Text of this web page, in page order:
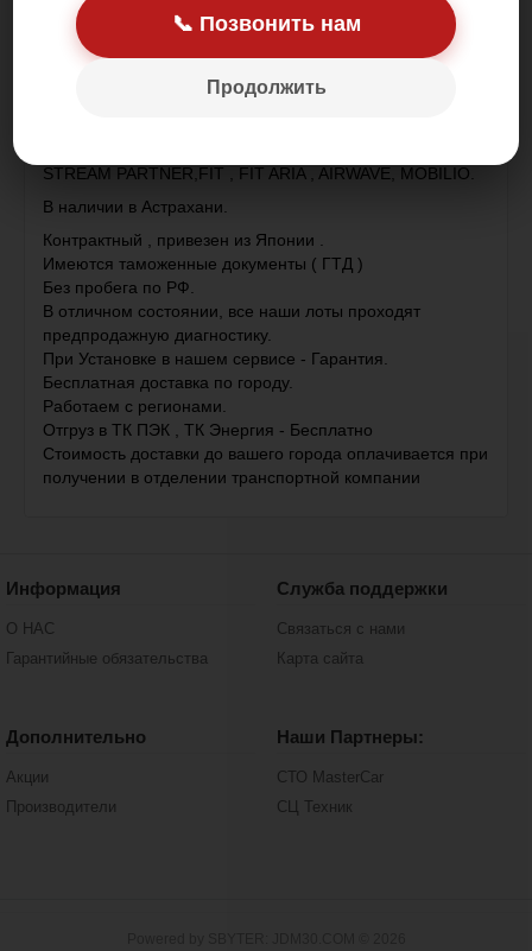
📞 Позвонить нам
Продолжить
Датчик Абсолютного Давления ( MAP)
УСТАНАВЛИВАЕТСЯ НА:
STREAM PARTNER,FIT , FIT ARIA , AIRWAVE, MOBILIO.
В наличии в Астрахани.
Контрактный , привезен из Японии .
Имеются таможенные документы ( ГТД )
Без пробега по РФ.
В отличном состоянии, все наши лоты проходят
предпродажную диагностику.
При Установке в нашем сервисе - Гарантия.
Бесплатная доставка по городу.
Работаем с регионами.
Отгруз в ТК ПЭК , ТК Энергия - Бесплатно
Стоимость доставки до вашего города оплачивается при
получении в отделении транспортной компании
Информация
О НАС
Гарантийные обязательства
Служба поддержки
Связаться с нами
Карта сайта
Дополнительно
Акции
Производители
Наши Партнеры:
СТО MasterCar
СЦ Техник